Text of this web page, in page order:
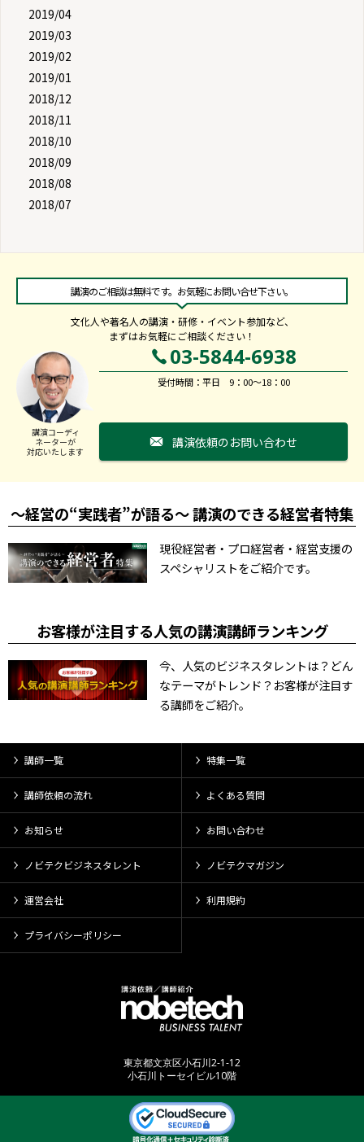
2019/04
2019/03
2019/02
2019/01
2018/12
2018/11
2018/10
2018/09
2018/08
2018/07
講演のご相談は無料です。お気軽にお問い合せ下さい。
文化人や著名人の講演・研修・イベント参加など、
まずはお気軽にご相談ください！
講演コーディ
ネーターが
対応いたします
03-5844-6938
受付時間：平日 9：00～18：00
講演依頼のお問い合わせ
～経営の“実践者”が語る～ 講演のできる経営者特集
現役経営者・プロ経営者・経営支援の
スペシャリストをご紹介です。
お客様が注目する人気の講演講師ランキング
今、人気のビジネスタレントは？どん
なテーマがトレンド？お客様が注目す
る講師をご紹介。
講師一覧 特集一覧
講師依頼の流れ よくある質問
お知らせ お問い合わせ
ノビテクビジネスタレント ノビテクマガジン
運営会社 利用規約
プライバシーポリシー
東京都文京区小石川2-1-12
小石川トーセイビル10階